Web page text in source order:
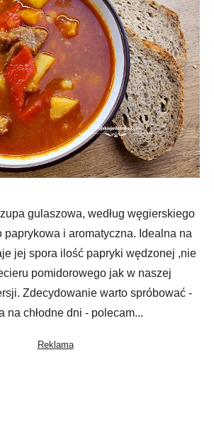
gulaszowa, według węgierskiego
paprykowa i aromatyczna. Idealna na
jej spora ilość papryki wędzonej ,nie
pomidorowego jak w naszej
Zdecydowanie warto spróbować -
na chłodne dni - polecam...